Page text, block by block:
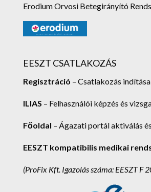
Erodium Orvosi Betegirányító
EESZT CSATLAKOZÁS
Regisztráció – Csatlakozás indítása
ILIAS – Felhasználói képzés és
Főoldal – Ágazati portál aktiválás
EESZT kompatibilis medikai
(ProFix Kft. Igazolás száma: EESZT F